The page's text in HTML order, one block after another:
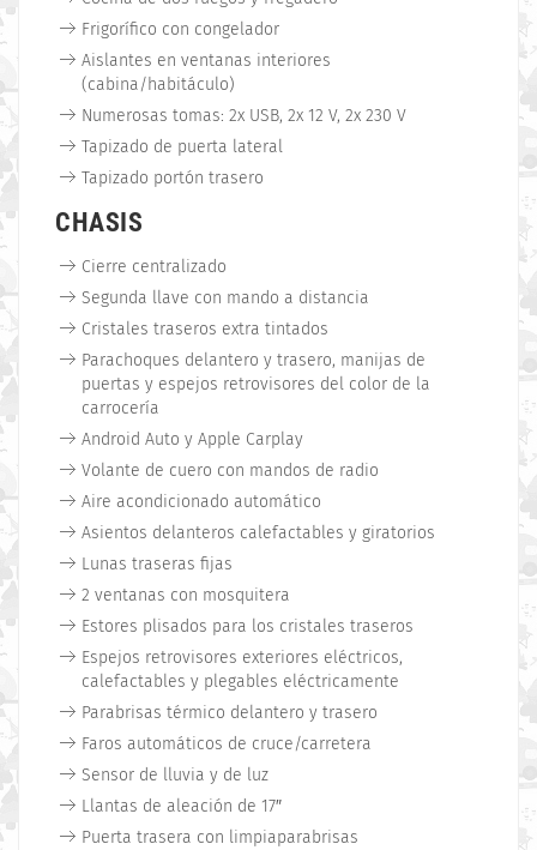
Frigorífico con congelador
Aislantes en ventanas interiores
(cabina/habitáculo)
Numerosas tomas: 2x USB, 2x 12 V, 2x 230 V
Tapizado de puerta lateral
Tapizado portón trasero
CHASIS
Cierre centralizado
Segunda llave con mando a distancia
Cristales traseros extra tintados
Parachoques delantero y trasero, manijas de
puertas y espejos retrovisores del color de la
carrocería
Android Auto y Apple Carplay
Volante de cuero con mandos de radio
Aire acondicionado automático
Asientos delanteros calefactables y giratorios
Lunas traseras fijas
2 ventanas con mosquitera
Estores plisados para los cristales traseros
Espejos retrovisores exteriores eléctricos,
calefactables y plegables eléctricamente
Parabrisas térmico delantero y trasero
Faros automáticos de cruce/carretera
Sensor de lluvia y de luz
Llantas de aleación de 17″
Puerta trasera con limpiaparabrisas